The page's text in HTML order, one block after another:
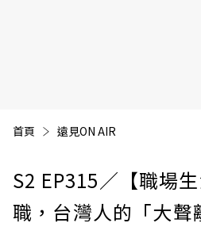
首頁 遠見ON AIR
S2 EP315／【職場
職，台灣人的「大聲